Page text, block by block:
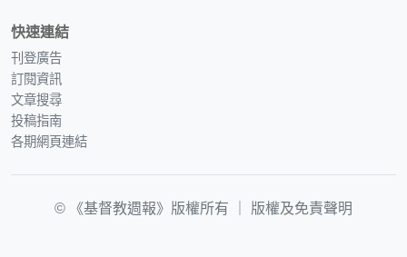
快速連結
刊登廣告
訂閱資訊
文章搜尋
投稿指南
各期網頁連結
© 《基督教週報》版權所有 ｜ 版權及免責聲明